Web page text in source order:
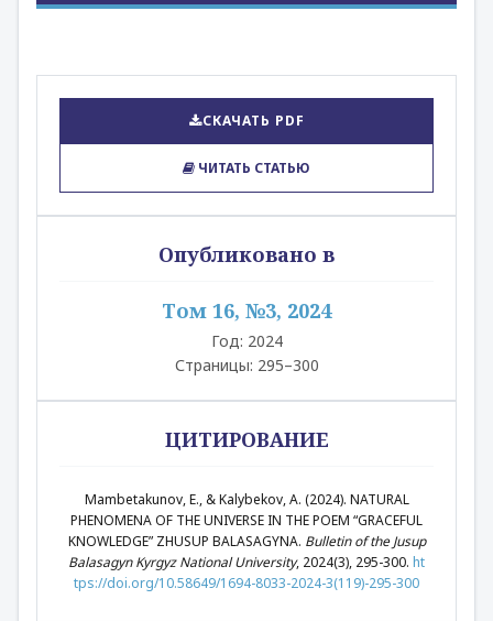
СКАЧАТЬ PDF
ЧИТАТЬ СТАТЬЮ
Опубликовано в
Том 16, №3, 2024
Год: 2024
Страницы: 295–300
ЦИТИРОВАНИЕ
Mambetakunov, E., & Kalybekov, А. (2024). NATURAL
PHENOMENA OF THE UNIVERSE IN THE POEM “GRACEFUL
KNOWLEDGE” ZHUSUP BALASAGYNA. Bulletin of the Jusup
Balasagyn Kyrgyz National University, 2024(3), 295-300. ht
tps://doi.org/10.58649/1694-8033-2024-3(119)-295-300